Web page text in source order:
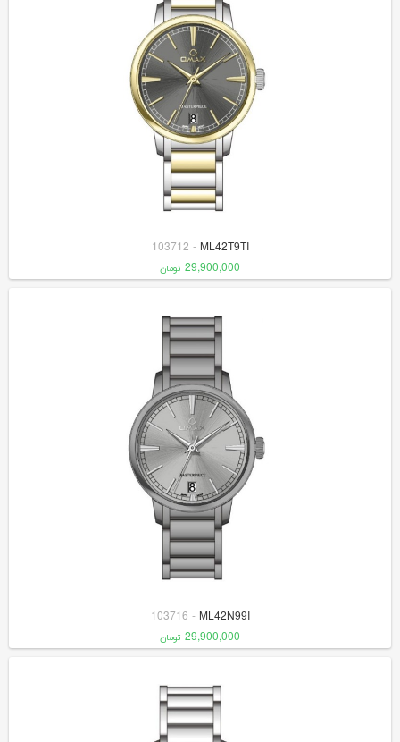
ML42T9TI
-
103712
29,900,000 تومان
ML42N99I
-
103716
29,900,000 تومان